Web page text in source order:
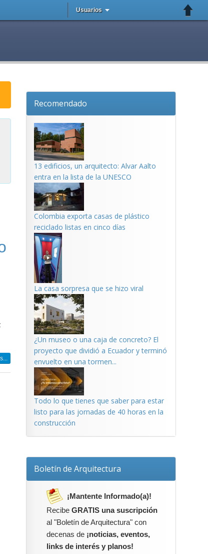
Usuarios
Recomendado
13 edificios, un arquitecto: Alvar Aalto
entra en la lista de la UNESCO
Colombia exporta casas de plástico
reciclado listas en cinco días
La casa sorpresa que se hizo viral
¿Un museo o una caja de concreto? El
proyecto que dividió a Ecuador y terminó
envuelto en una tormen...
Todo lo que tienes que saber para estar
listo para las jornadas de 40 horas en la
construcción
Boletín de Arquitectura
¡Mantente Informado(a)!
Recibe GRATIS una suscripción
al "Boletín de Arquitectura" con
decenas de ¡noticias, eventos,
links de interés y planos!